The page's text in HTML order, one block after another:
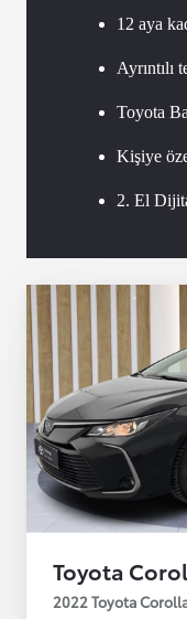
12 aya
Ayrıntılı
Toyota
Kişiye
2. El
Toyota
2022 Toyota